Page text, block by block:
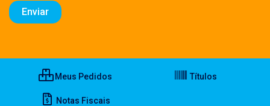
Meus Pedidos Títulos
Notas Fiscais